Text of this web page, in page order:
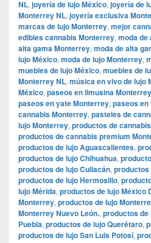
NL, joyería de lujo México, joyería de
Monterrey NL, joyería exclusiva
marcas de lujo Monterrey, mejor
edibles cannabis Monterrey, moda de
alta gama Monterrey, moda de alta
lujo México, moda de lujo Monterrey,
muebles de lujo México, muebles de
Monterrey NL, música en vivo de lujo
México, paseos en limusina Monterrey
paseos en yate Monterrey, paseos
cannabis Monterrey, pasteles de
lujo Monterrey, productos de
productos de cannabis premium
productos de lujo Aguascalientes,
productos de lujo Chihuahua,
productos de lujo Culiacán, productos
productos de lujo Hermosillo,
lujo Mérida, productos de lujo México
Monterrey, productos de lujo
Monterrey Nuevo León., productos de
Puebla, productos de lujo Querétaro,
productos de lujo San Luis Potosí,